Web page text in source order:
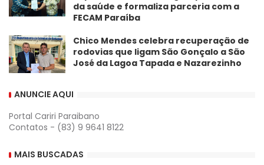
da saúde e formaliza parceria com a
FECAM Paraíba
Chico Mendes celebra recuperação de
rodovias que ligam São Gonçalo a São
José da Lagoa Tapada e Nazarezinho
ANUNCIE AQUI
Portal Cariri Paraibano
Contatos - (83) 9 9641 8122
MAIS BUSCADAS